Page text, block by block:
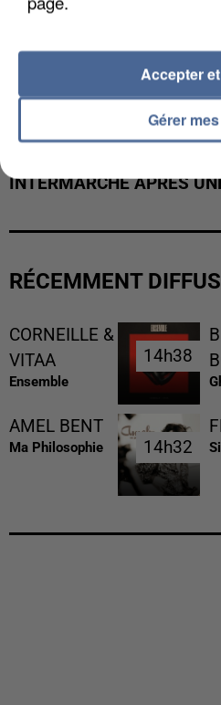
INTERMARCHÉ APRÈS
RÉCEMMENT
CORNEILLE &
VITAA
Ensemble
14h38
14h38
AMEL BENT
Ma Philosophie 14h32
14h32
Gérer
Accepter